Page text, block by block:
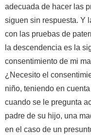
adecuada de hacer las
siguen sin respuesta. Y
con las pruebas de
la descendencia es la
consentimiento de mi
¿Necesito el
niño, teniendo en
cuando se le pregunta
padre de su hijo, una
en el caso de un